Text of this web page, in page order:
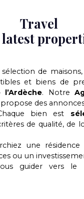
Travel
de
et biens de
. Notre
des
bien est
de qualité, de
une résidence
ou un
guider vers le